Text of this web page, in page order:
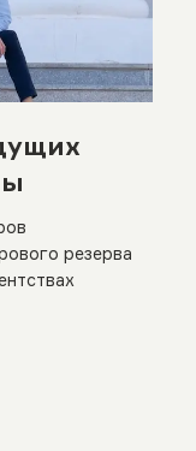
резерва